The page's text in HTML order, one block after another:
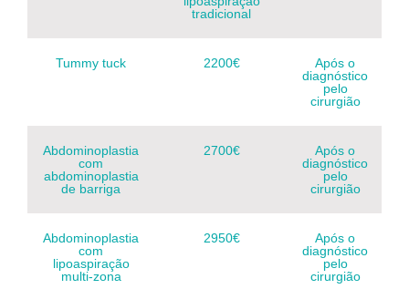
tradicional
Tummy tuck 2200€
Após o
diagnóstico
pelo
cirurgião
Abdominoplastia
com
abdominoplastia
de barriga
2700€
Após o
diagnóstico
pelo
cirurgião
Abdominoplastia
com
lipoaspiração
multi-zona
2950€
Após o
diagnóstico
pelo
cirurgião